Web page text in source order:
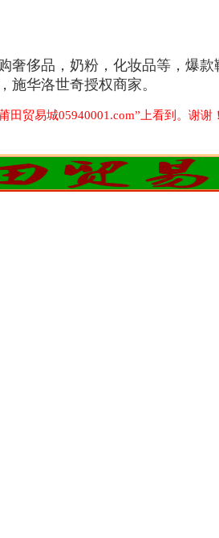
奢侈品，奶粉，化妆品等，爆款
施华洛世奇授权商家。
田贸易城05940001.com”上看到。谢谢